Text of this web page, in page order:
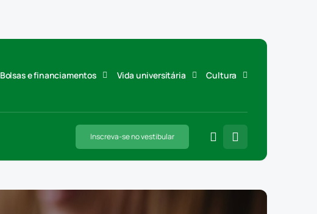
Bolsas e financiamentos Vida universitária Cultura
Inscreva-se no vestibular